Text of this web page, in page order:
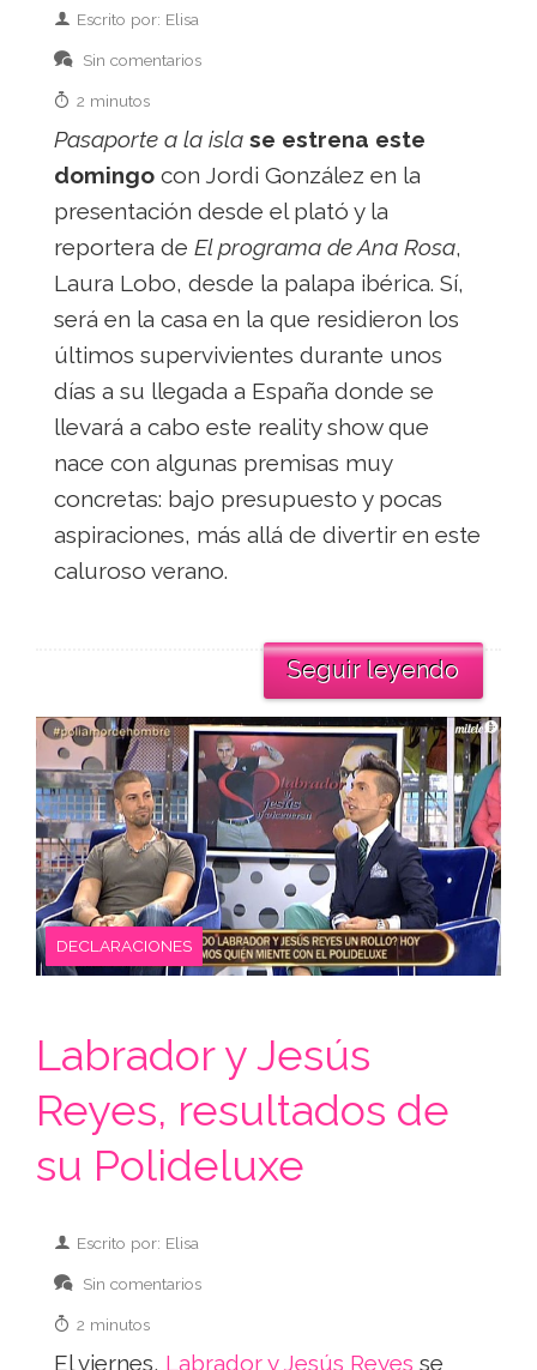
Escrito por: Elisa
Sin comentarios
2 minutos
Pasaporte a la isla se estrena este
domingo con Jordi González en la
presentación desde el plató y la
reportera de El programa de Ana Rosa,
Laura Lobo, desde la palapa ibérica. Sí,
será en la casa en la que residieron los
últimos supervivientes durante unos
días a su llegada a España donde se
llevará a cabo este reality show que
nace con algunas premisas muy
concretas: bajo presupuesto y pocas
aspiraciones, más allá de divertir en este
caluroso verano.
Seguir leyendo
DECLARACIONES
Labrador y Jesús
Reyes, resultados de
su Polideluxe
Escrito por: Elisa
Sin comentarios
2 minutos
El viernes, Labrador y Jesús Reyes se